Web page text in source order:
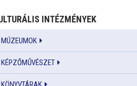
INTÉZMÉNYEK
MÚZEUMOK
KÉPZŐMŰVÉSZET